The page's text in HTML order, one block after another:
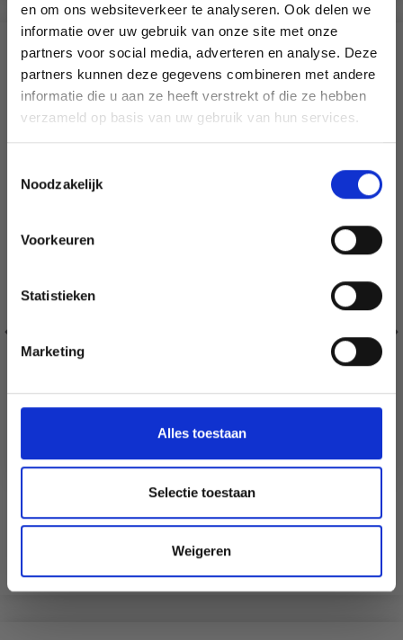
en om ons websiteverkeer te analyseren. Ook delen we
informatie over uw gebruik van onze site met onze
partners voor social media, adverteren en analyse. Deze
partners kunnen deze gegevens combineren met andere
informatie die u aan ze heeft verstrekt of die ze hebben
verzameld op basis van uw gebruik van hun services.
Noodzakelijk
Voorkeuren
Statistieken
Marketing
Alles toestaan
Selectie toestaan
Weigeren
SIMILAIRE À CECI
30% de réduction
GO HANDMADE SAFETY EYES NOIR 10 MM (10 PAIRES)
Économisez jusqu'à 50 %
Soyez le premier à connaître nos soldes et
Wil je liever nieuws ontvangen over onze
Nederlands?